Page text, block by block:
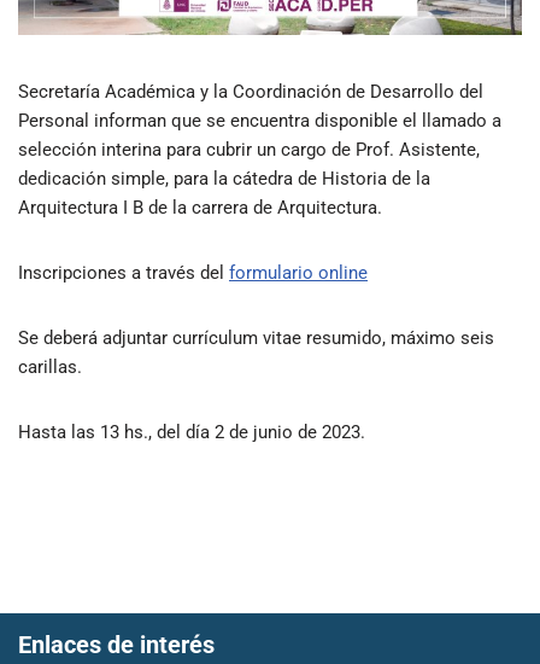
Secretaría Académica y la Coordinación de Desarrollo del
Personal informan que se encuentra disponible el llamado a
selección interina para cubrir un cargo de Prof. Asistente,
dedicación simple, para la cátedra de Historia de la
Arquitectura I B de la carrera de Arquitectura.
Inscripciones a través del formulario online
Se deberá adjuntar currículum vitae resumido, máximo seis
carillas.
Hasta las 13 hs., del día 2 de junio de 2023.
Enlaces de interés